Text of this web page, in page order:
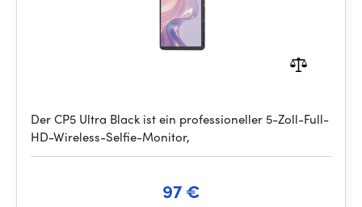
Der CP5 Ultra Black ist ein professioneller 5-Zoll-Full-
HD-Wireless-Selfie-Monitor,
97 €